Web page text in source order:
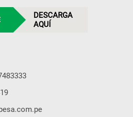
DESCARGA
AQUÍ